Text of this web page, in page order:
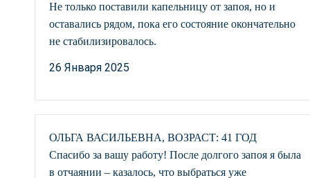
Не только поставили капельницу от запоя, но и
оставались рядом, пока его состояние окончательно
не стабилизировалось.
26 Января 2025
ОЛЬГА ВАСИЛЬЕВНА, ВОЗРАСТ: 41 ГОД
Спасибо за вашу работу! После долгого запоя я была
в отчаянии – казалось, что выбраться уже